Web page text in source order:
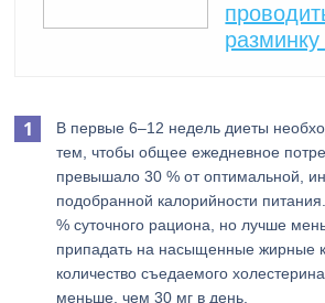
В первые 6–12 недель диеты
тем, чтобы общее ежедневное
превышало 30 % от оптимальной,
подобранной калорийности
% суточного рациона, но лучше
припадать на насыщенные жирные
количество съедаемого
меньше, чем 30 мг в день.